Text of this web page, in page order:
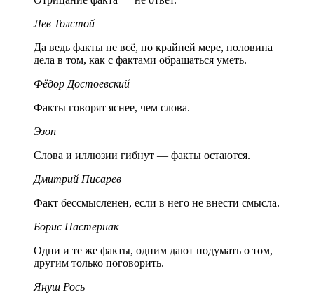
Лев Толстой
Да ведь факты не всё, по крайней мере, половина
дела в том, как с фактами обращаться уметь.
Фёдор Достоевский
Факты говорят яснее, чем слова.
Эзоп
Слова и иллюзии гибнут — факты остаются.
Дмитрий Писарев
Факт бессмысленен, если в него не внести смысла.
Борис Пастернак
Одни и те же факты, одним дают подумать о том,
другим только поговорить.
Януш Рось